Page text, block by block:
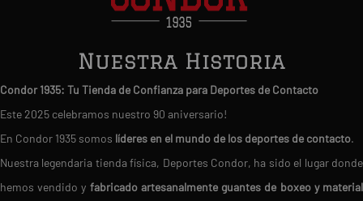
Nuestra Historia
Condor 1935: Tu Tienda de Confianza para Deportes de Contacto
Este 2025 celebramos nuestro 90 aniversario!
En Condor 1935 somos líderes en el mundo de los deportes de contacto.
Nuestra legendaria tienda física, Deportes Condor, ha sido el lugar donde
hemos vendido y fabricado artesanalmente guantes de boxeo y material